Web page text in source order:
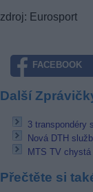
zdroj: Eurosport
FACEBOOK
Další
3 transpondéry
Nová DTH
MTS TV
Přečtěte si